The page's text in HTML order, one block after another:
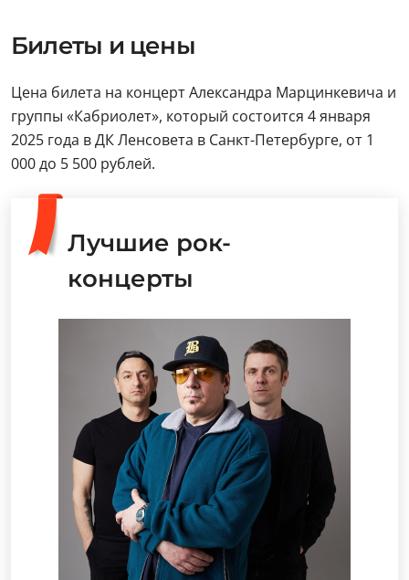
Билеты и цены
Цена билета на концерт Александра Марцинкевича и
группы «Кабриолет», который состоится 4 января
2025 года в ДК Ленсовета в Санкт-Петербурге, от 1
000 до 5 500 рублей.
Лучшие рок-
концерты